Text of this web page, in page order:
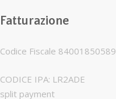
Fatturazione
Codice Fiscale 84001850589
CODICE IPA: LR2ADE
split payment